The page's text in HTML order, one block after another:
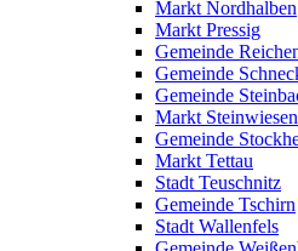
Markt Nordhalben
Markt Pressig
Gemeinde
Gemeinde
Gemeinde
Markt Steinwiesen
Gemeinde
Markt Tettau
Stadt Teuschnitz
Gemeinde Tschirn
Stadt Wallenfels